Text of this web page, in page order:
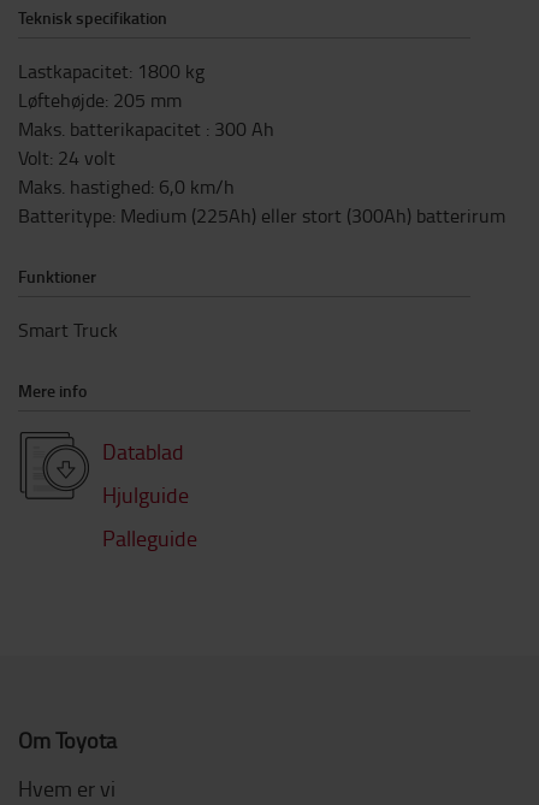
Teknisk specifikation
Lastkapacitet: 1800 kg
Løftehøjde: 205 mm
Maks. batterikapacitet : 300 Ah
Volt: 24 volt
Maks. hastighed: 6,0 km/h
Batteritype: Medium (225Ah) eller stort (300Ah) batterirum
Funktioner
Smart Truck
Mere info
Datablad
Hjulguide
Palleguide
Om Toyota
Hvem er vi